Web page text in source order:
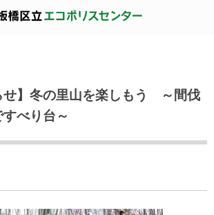
せ】冬の里山を楽しもう ～間伐
べり台～